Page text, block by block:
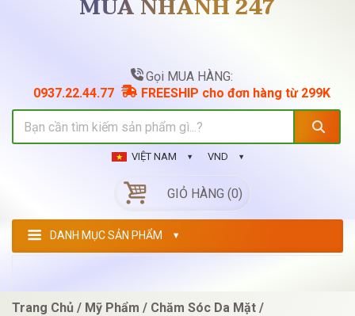
MUA NHANH 247
Gọi MUA HÀNG:
0937.22.44.77
FREESHIP cho đơn hàng từ 299K
VIỆT NAM VND
GIỎ HÀNG (0)
DANH MỤC SẢN PHẨM
Trang Chủ Mỹ Phẩm
Chăm Sóc Da Mặt